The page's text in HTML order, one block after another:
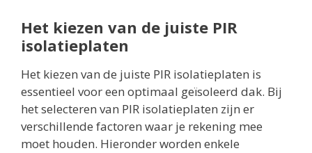
Het kiezen van de juiste PIR
isolatieplaten
Het kiezen van de juiste PIR isolatieplaten is
essentieel voor een optimaal geïsoleerd dak. Bij
het selecteren van PIR isolatieplaten zijn er
verschillende factoren waar je rekening mee
moet houden. Hieronder worden enkele